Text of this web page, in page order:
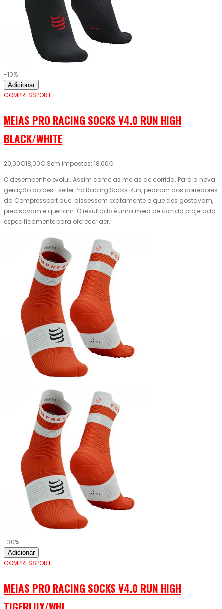
-10%
Adicionar
COMPRESSPORT
MEIAS PRO RACING SOCKS V4.0 RUN HIGH
BLACK/WHITE
20,00€18,00€ Sem impostos: 18,00€
O desempenho evolui. Assim como as meias de corrida. Para a nova
geração do best-seller Pro Racing Socks Run, pediram aos corredores
da Compressport que dissessem exatamente o que eles gostavam,
precisavam e queriam. O resultado é uma meia de corrida projetada
especificamente para oferecer aer..
-30%
Adicionar
COMPRESSPORT
MEIAS PRO RACING SOCKS V4.0 RUN HIGH